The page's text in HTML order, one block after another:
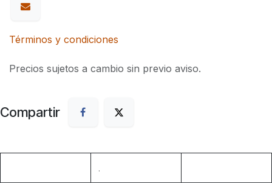
Términos y condiciones
Precios sujetos a cambio sin previo aviso.
Compartir
.